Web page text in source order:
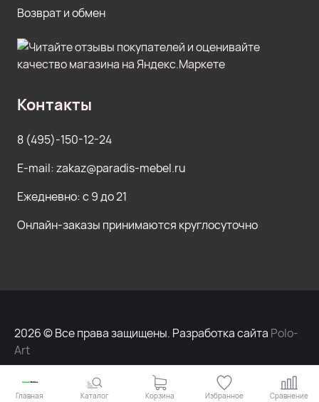
Возврат и обмен
Контакты
8 (495)-150-12-24
E-mail: zakaz@paradis-mebel.ru
Ежедневно: с 9 до 21
Онлайн-заказы принимаются круглосуточно
2026 © Все права защищены. Разработка сайта Polo-
Art
Главная Каталог Корзина Избранное Сравнение